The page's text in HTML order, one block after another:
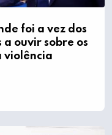
foi a vez dos
a ouvir sobre os
violência